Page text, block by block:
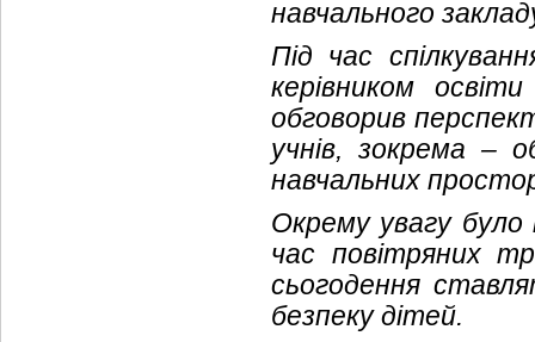
навчального
Під час
керівником
обговорив
учнів, зокрема –
навчальних
Окрему увагу було
час повітряних
сьогодення
безпеку дітей.